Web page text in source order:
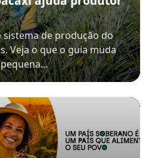
de produção do
Veja o que o guia muda